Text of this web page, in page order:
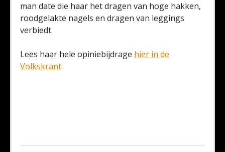
man date die haar het dragen van hoge hakken,
roodgelakte nagels en dragen van leggings
verbiedt.
Lees haar hele opiniebijdrage hier in de
Volkskrant